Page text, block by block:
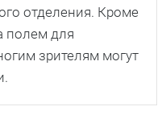
отделения. Кроме
полем для
зрителям могут